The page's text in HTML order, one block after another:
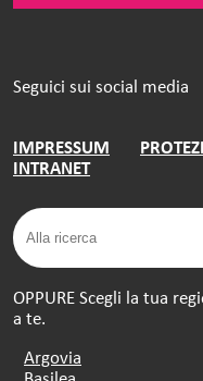
Seguici sui social media
IMPRESSUM
INTRANET
OPPURE Scegli la tua
a te.
Argovia